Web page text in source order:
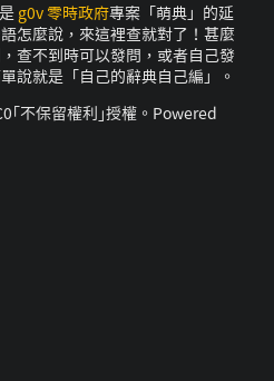
g0v 零時政府專案「萌典」的延
怎麼說，來這裡查就對了！甚麼
查不到時可以發問，或者自己發
說就是「自己的辭典自己編」。
｢不保留權利｣授權。Powered